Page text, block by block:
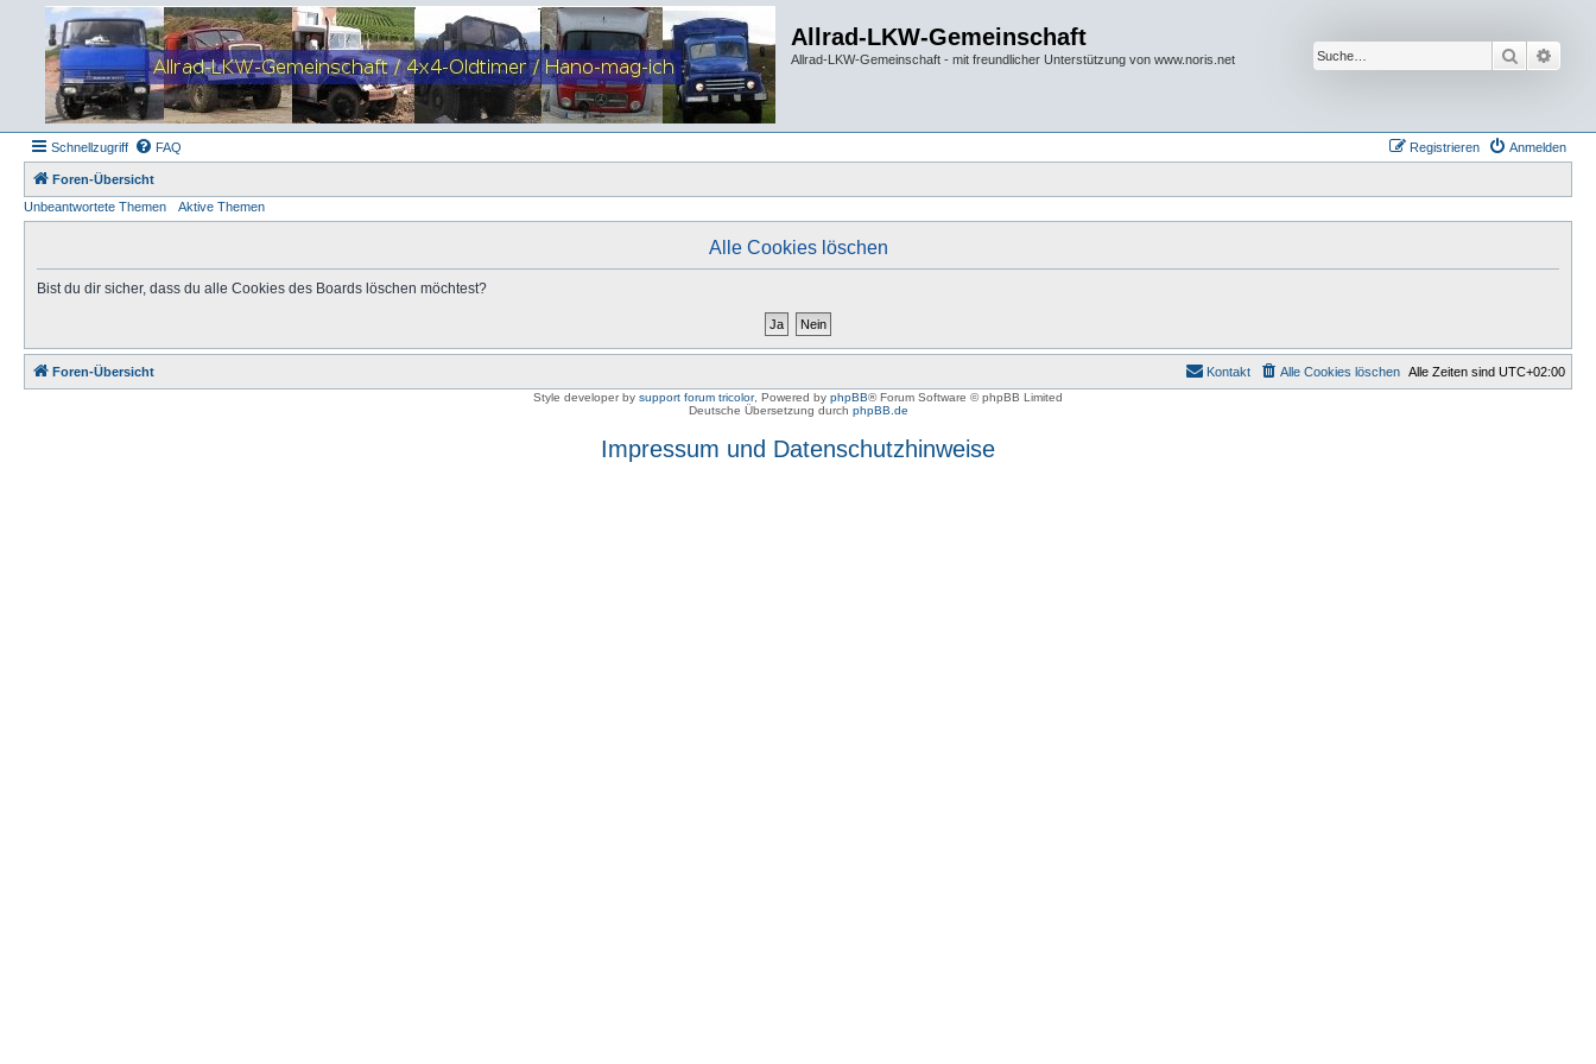
Allrad-LKW-Gemeinschaft
Allrad-LKW-Gemeinschaft - mit freundlicher Unterstützung von www.noris.net Suche
Schnellzugriff FAQ Anmelden
Registrieren
Foren-Übersicht
Unbeantwortete Themen
Aktive Themen
Alle Cookies löschen
Bist du dir sicher, dass du alle Cookies des Boards löschen möchtest?
Foren-Übersicht Alle Zeiten sind UTC+02:00
Alle Cookies löschen
Kontakt
Style developer by support forum tricolor, Powered by phpBB® Forum Software © phpBB Limited
Deutsche Übersetzung durch phpBB.de
Impressum und Datenschutzhinweise